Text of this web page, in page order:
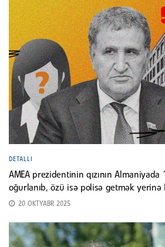
DETALLI
AMEA prezidentinin qızının
oğurlanıb, özü isə polisə getmək yerinə
20 OKTYABR 2025